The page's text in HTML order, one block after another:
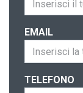
EMAIL
TELEFONO